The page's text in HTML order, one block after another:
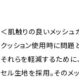
＜肌触りの良いメッシュ
クッション使用時に問題と
それらを軽減するために
セル生地を採用。そのメ